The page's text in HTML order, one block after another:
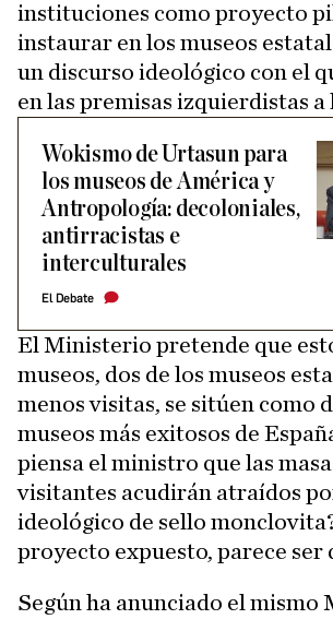
instituciones como proyecto
instaurar en los museos
un discurso ideológico con el
en las premisas izquierdistas
Wokismo de Urtasun para
los museos de América y
Antropología: decoloniales,
antirracistas e
interculturales
El Debate
El Ministerio pretende que
museos, dos de los museos
menos visitas, se sitúen como
museos más exitosos de
piensa el ministro que las
visitantes acudirán atraídos
ideológico de sello
proyecto expuesto, parece ser
Según ha anunciado el mismo